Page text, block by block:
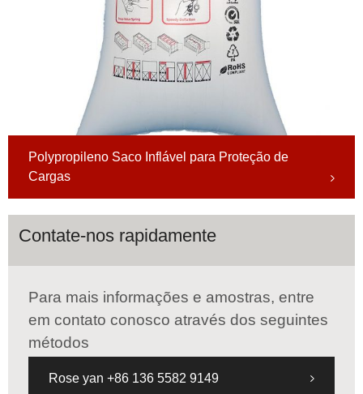
Polypropileno Saco Inflável para Proteção de
Cargas
Contate-nos rapidamente
Para mais informações e amostras, entre
em contato conosco através dos seguintes
métodos
Rose yan +86 136 5582 9149